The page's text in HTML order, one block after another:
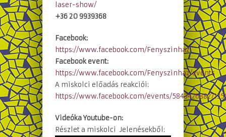
laser-show/
+36 20 9939368
Facebook:
https://www.facebook.com/Fenyszinhaz
Facebook event:
https://www.facebook.com/Fenyszinhaz/events
A miskolci előadás reakciói:
https://www.facebook.com/events/
Videóka Youtube-on:
Részlet a miskolci Jelenésekből: